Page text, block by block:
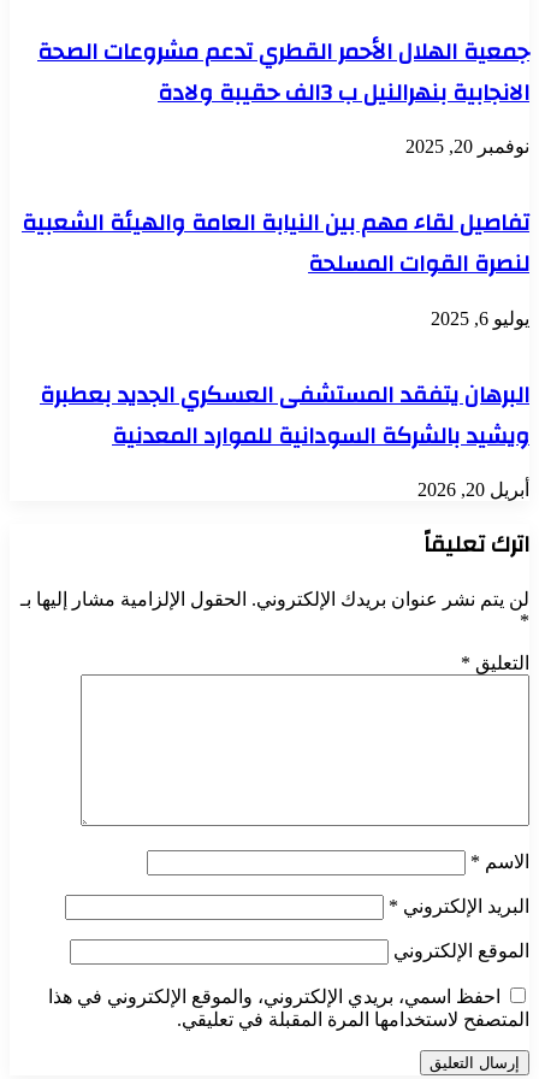
جمعية الهلال الأحمر القطري تدعم مشروعات الصحة
الانجابية بنهرالنيل ب 3الف حقيبة ولادة
نوفمبر 20, 2025
تفاصيل لقاء مهم بين النيابة العامة والهيئة الشعبية
لنصرة القوات المسلحة
يوليو 6, 2025
البرهان يتفقد المستشفى العسكري الجديد بعطبرة
ويشيد بالشركة السودانية للموارد المعدنية
أبريل 20, 2026
اترك تعليقاً
لن يتم نشر عنوان بريدك الإلكتروني. الحقول الإلزامية مشار إليها بـ
*
التعليق *
الاسم *
البريد الإلكتروني *
الموقع الإلكتروني
احفظ اسمي، بريدي الإلكتروني، والموقع الإلكتروني في هذا
المتصفح لاستخدامها المرة المقبلة في تعليقي.